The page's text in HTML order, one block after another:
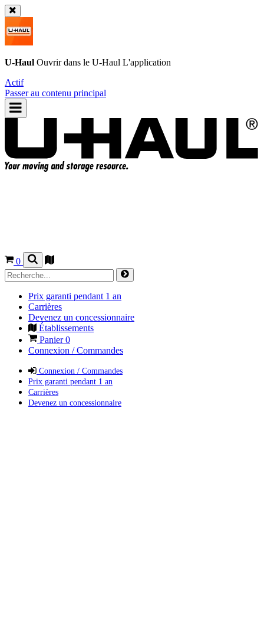
U-Haul Ouvrir dans le U-Haul L'application
Actif
Passer au contenu principal
0
Prix garanti pendant 1 an
Carrières
Devenez un concessionnaire
Établissements
Panier0
Connexion / Commandes
Connexion / Commandes
Prix garanti pendant 1 an
Carrières
Devenez un concessionnaire